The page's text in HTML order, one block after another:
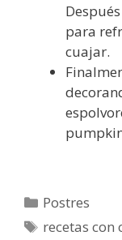
para
cuajar.
Categorías
Postres
Etiquetas
recetas con